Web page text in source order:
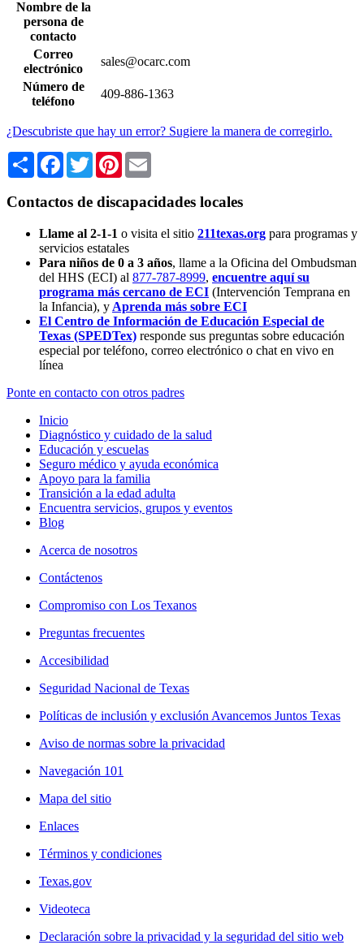
Nombre de la
persona de
contacto
Correo
electrónico
sales@ocarc.com
Número de
teléfono
409-886-1363
¿Descubriste que hay un error? Sugiere la manera de corregirlo.
Share Facebook
TwitterPinterest
Contactos de discapacidades locales
Llame al 2-1-1 o visita el sitio 211texas.org para programas y
servicios estatales
Para niños de 0 a 3 años, llame a la Oficina del Ombudsman
del HHS (ECI) al 877-787-8999, encuentre aquí su
programa más cercano de ECI (Intervención Temprana en
la Infancia), y Aprenda más sobre ECI
El Centro de Información de Educación Especial de
Texas (SPEDTex) responde sus preguntas sobre educación
especial por teléfono, correo electrónico o chat en vivo en
línea
Ponte en contacto con otros padres
Inicio
Diagnóstico y cuidado de la salud
Educación y escuelas
Seguro médico y ayuda económica
Apoyo para la familia
Transición a la edad adulta
Encuentra servicios, grupos y eventos
Blog
Acerca de nosotros
Contáctenos
Compromiso con Los Texanos
Preguntas frecuentes
Accesibilidad
Seguridad Nacional de Texas
Políticas de inclusión y exclusión Avancemos Juntos Texas
Aviso de normas sobre la privacidad
Navegación 101
Mapa del sitio
Enlaces
Términos y condiciones
Texas.gov
Videoteca
Declaración sobre la privacidad y la seguridad del sitio web